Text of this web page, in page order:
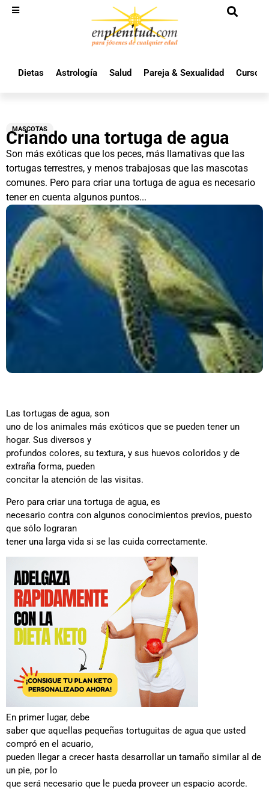
Dietas Astrología Salud Pareja & Sexualidad Cursos
MASCOTAS
Criando una tortuga de agua
Son más exóticas que los peces, más llamativas que las
tortugas terrestres, y menos trabajosas que las mascotas
comunes. Pero para criar una tortuga de agua es necesario
tener en cuenta algunos puntos...
Las tortugas de agua, son
uno de los animales más exóticos que se pueden tener un
hogar. Sus diversos y
profundos colores, su textura, y sus huevos coloridos y de
extraña forma, pueden
concitar la atención de las visitas.
Pero para criar una tortuga de agua, es
necesario contra con algunos conocimientos previos, puesto
que sólo lograran
tener una larga vida si se las cuida correctamente.
En primer lugar, debe
saber que aquellas pequeñas tortuguitas de agua que usted
compró en el acuario,
pueden llegar a crecer hasta desarrollar un tamaño similar al de
un pie, por lo
que será necesario que le pueda proveer un espacio acorde.